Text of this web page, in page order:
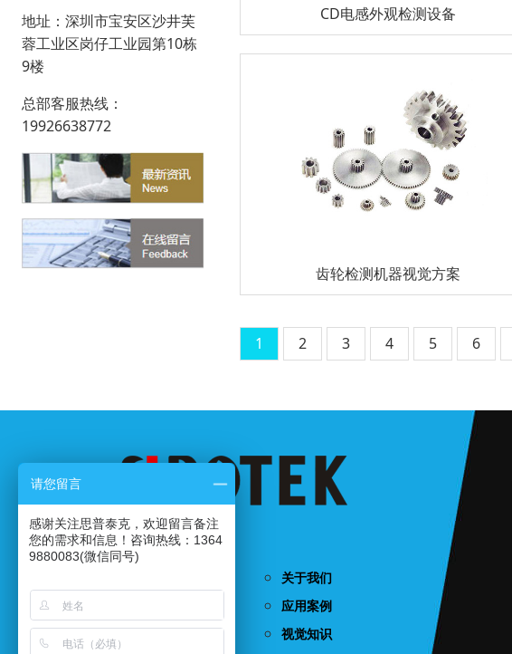
地址：深圳市宝安区沙井芙
蓉工业区岗仔工业园第10栋
9楼
总部客服热线：
19926638772
CD电感外观检测设备
齿轮检测机器视觉方案
1 2 3 4 5 6
国家高新技术企业...
关于我们
应用案例
视觉检测系统
视觉知识
请您留言
感谢关注思普泰克，欢迎留言备注
您的需求和信息！咨询热线：1364
9880083(微信同号)